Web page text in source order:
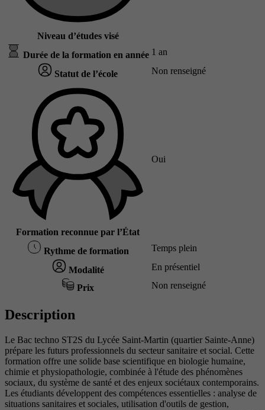
Niveau d’études visé
Durée de la formation en année 1 an
Statut de l’école Non renseigné
Formation reconnue par l’État
Oui
Rythme de formation Temps plein
Modalité En présentiel
Prix Non renseigné
Description
Le Bac techno ST2S du Lycée Saint-Martin (quartier Sainte-Anne)
prépare les futurs professionnels du secteur sanitaire et social. Cette
formation offre une solide base scientifique en biologie humaine,
chimie et physiopathologie, combinée à l'étude des phénomènes
sociaux, du système de santé et des enjeux sociétaux contemporains.
Les étudiants développent des compétences essentielles : analyse de
situations sanitaires et sociales, utilisation d'outils de gestion,